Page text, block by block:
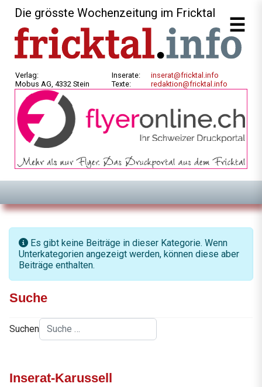
Die grösste Wochenzeitung im Fricktal
Verlag:
Mobus AG, 4332 Stein
Inserate:
Texte:
inserat@fricktal.info
redaktion@fricktal.info
Information
Es gibt keine Beiträge in dieser Kategorie. Wenn
Unterkategorien angezeigt werden, können diese aber
Beiträge enthalten.
Suche
Suchen
Inserat-Karussell